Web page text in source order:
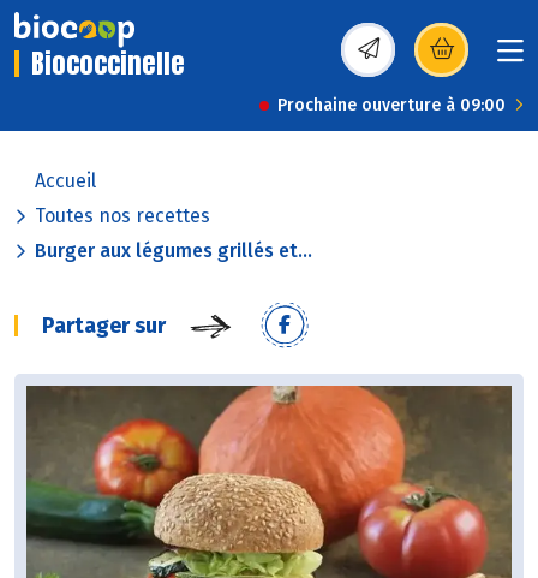
Biococcinelle (s’ouvre dans une
Prochaine ouverture à 09:00
Accueil
Toutes nos recettes
Burger aux légumes grillés et...
Partager sur